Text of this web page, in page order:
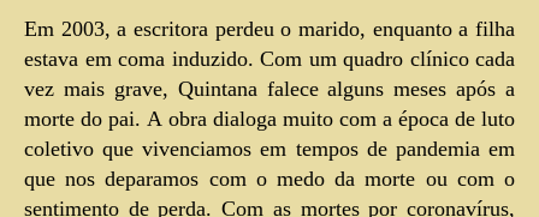
Em 2003, a escritora perdeu o marido, enquanto a filha
estava em coma induzido. Com um quadro clínico cada
vez mais grave, Quintana falece alguns meses após a
morte do pai. A obra dialoga muito com a época de luto
coletivo que vivenciamos em tempos de pandemia em
que nos deparamos com o medo da morte ou com o
sentimento de perda. Com as mortes por coronavírus,